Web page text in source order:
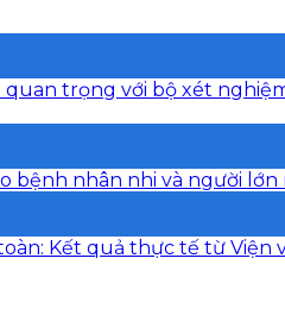
trọng với bộ xét
bệnh nhân nhi và người lớn
Kết quả thực tế từ Viện